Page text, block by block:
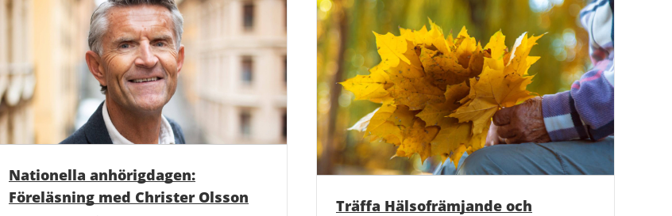
Nationella anhörigdagen:
Föreläsning med Christer Olsson
Träffa Hälsofrämjande och